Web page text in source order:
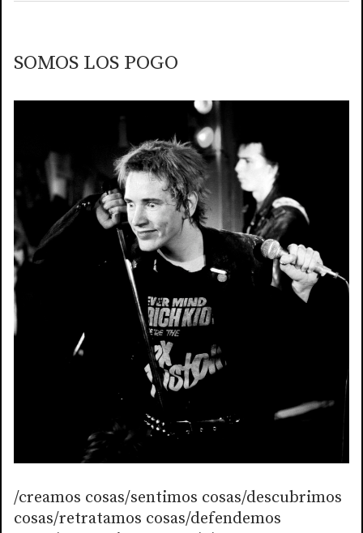
SOMOS LOS POGO
/creamos cosas/sentimos cosas/descubrimos
cosas/retratamos cosas/defendemos